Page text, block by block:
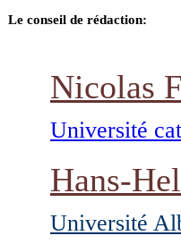
Le conseil de rédaction:
Nicolas
Université
Hans-
Université